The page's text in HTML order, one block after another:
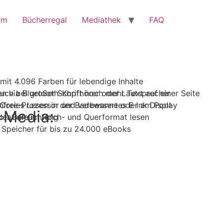
Bücherregal Mediathek FAQ
4.096 Farben für lebendige Inhalte
via Bluetooth-Kopfhörer oder Lautsprecher
Lesen in der Badewanne oder am Pool
Beleuchtung
bei großer Schrift noch mehr Text auf einer Seite
Prozessor und verbessertes E Ink Display
im Hoch- und Querformat lesen
für bis zu 24.000 eBooks